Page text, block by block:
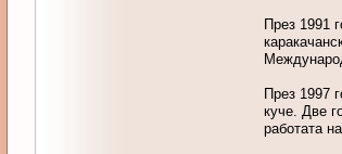
През 1991
През 1997
куче. Две
работата